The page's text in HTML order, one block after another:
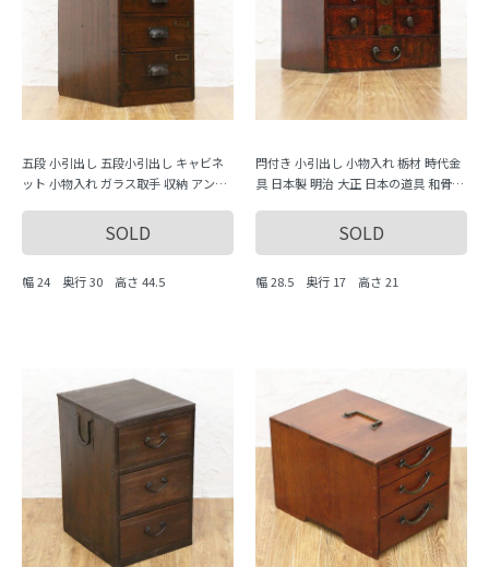
五段 小引出し 五段小引出し キャビネ
ット 小物入れ ガラス取手 収納 アンテ
SOLD
幅 24 奥行 30 高さ 44.5
閂付き 小引出し 小物入れ 栃材 時代金
具 日本製 明治 大正 日本の道具 和骨董
SOLD
幅 28.5 奥行 17 高さ 21